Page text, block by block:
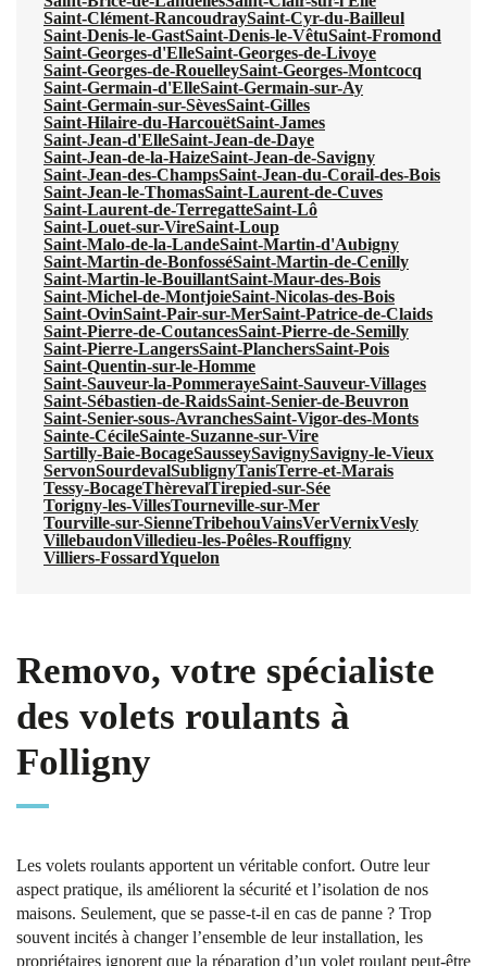
Saint-Clément-RancoudraySaint-Cyr-du-Bailleul
Saint-Denis-le-GastSaint-Denis-le-VêtuSaint-Fromond
Saint-Georges-d'ElleSaint-Georges-de-Livoye
Saint-Georges-de-RouelleySaint-Georges-Montcocq
Saint-Germain-d'ElleSaint-Germain-sur-Ay
Saint-Germain-sur-SèvesSaint-Gilles
Saint-Hilaire-du-HarcouëtSaint-James
Saint-Jean-d'ElleSaint-Jean-de-Daye
Saint-Jean-de-la-HaizeSaint-Jean-de-Savigny
Saint-Jean-des-ChampsSaint-Jean-du-Corail-des-Bois
Saint-Jean-le-ThomasSaint-Laurent-de-Cuves
Saint-Laurent-de-TerregatteSaint-Lô
Saint-Louet-sur-VireSaint-Loup
Saint-Malo-de-la-LandeSaint-Martin-d'Aubigny
Saint-Martin-de-BonfosséSaint-Martin-de-Cenilly
Saint-Martin-le-BouillantSaint-Maur-des-Bois
Saint-Michel-de-MontjoieSaint-Nicolas-des-Bois
Saint-OvinSaint-Pair-sur-MerSaint-Patrice-de-Claids
Saint-Pierre-de-CoutancesSaint-Pierre-de-Semilly
Saint-Pierre-LangersSaint-PlanchersSaint-Pois
Saint-Quentin-sur-le-Homme
Saint-Sauveur-la-PommerayeSaint-Sauveur-Villages
Saint-Sébastien-de-RaidsSaint-Senier-de-Beuvron
Saint-Senier-sous-AvranchesSaint-Vigor-des-Monts
Sainte-CécileSainte-Suzanne-sur-Vire
Sartilly-Baie-BocageSausseySavignySavigny-le-Vieux
ServonSourdevalSublignyTanisTerre-et-Marais
Tessy-BocageThèrevalTirepied-sur-Sée
Torigny-les-VillesTourneville-sur-Mer
Tourville-sur-SienneTribehouVainsVerVernixVesly
VillebaudonVilledieu-les-Poêles-Rouffigny
Villiers-FossardYquelon
Removo, votre spécialiste
des volets roulants à
Folligny
Les volets roulants apportent un véritable confort. Outre leur
aspect pratique, ils améliorent la sécurité et l’isolation de nos
maisons. Seulement, que se passe-t-il en cas de panne ? Trop
souvent incités à changer l’ensemble de leur installation, les
propriétaires ignorent que la réparation d’un volet roulant peut-être